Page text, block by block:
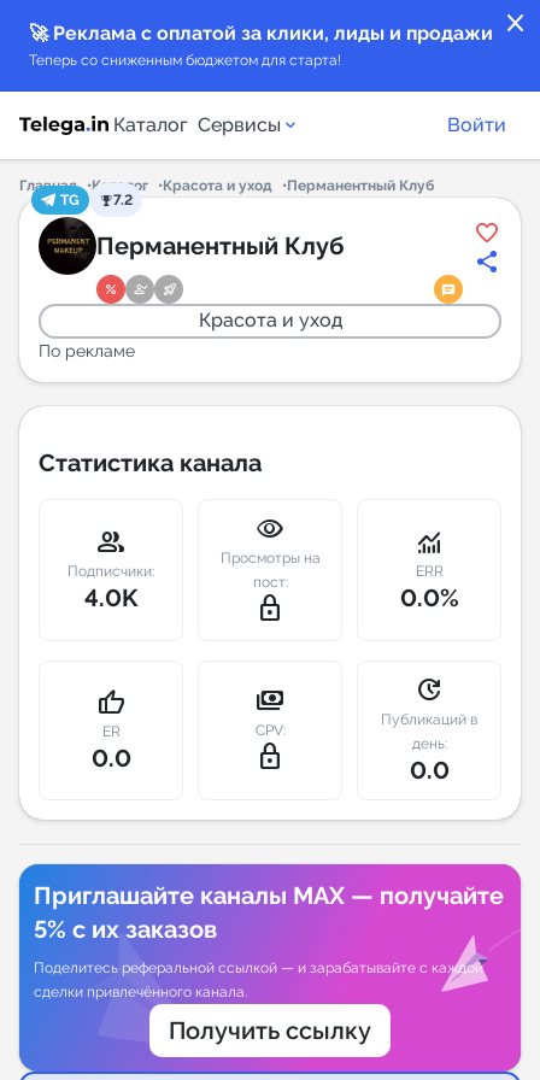
close
🚀 Реклама с оплатой за клики, лиды и продажи
Теперь со сниженным бюджетом для старта!
Каталог Сервисы
Каталог каналов
Каталог ботов
Горящие предложения
Индекс читаемости каналов в Telegram
New
Индивидуальное сопровождение
Войти
Главная Каталог Красота и уход
Перманентный Клуб
TG
7.2
Перманентный Клуб
Красота и уход
По рекламе
Статистика канала
group
Подписчики:
4.0K
visibility
Просмотры на
пост:
lock_outline
monitoring
ERR
0.0%
thumb_up
ER
0.0
payments
CPV:
lock_outline
update
Публикаций в
день:
0.0
Приглашайте каналы MAX — получайте
5% с их заказов
Поделитесь реферальной ссылкой — и зарабатывайте с каждой
сделки привлечённого канала.
Получить ссылку